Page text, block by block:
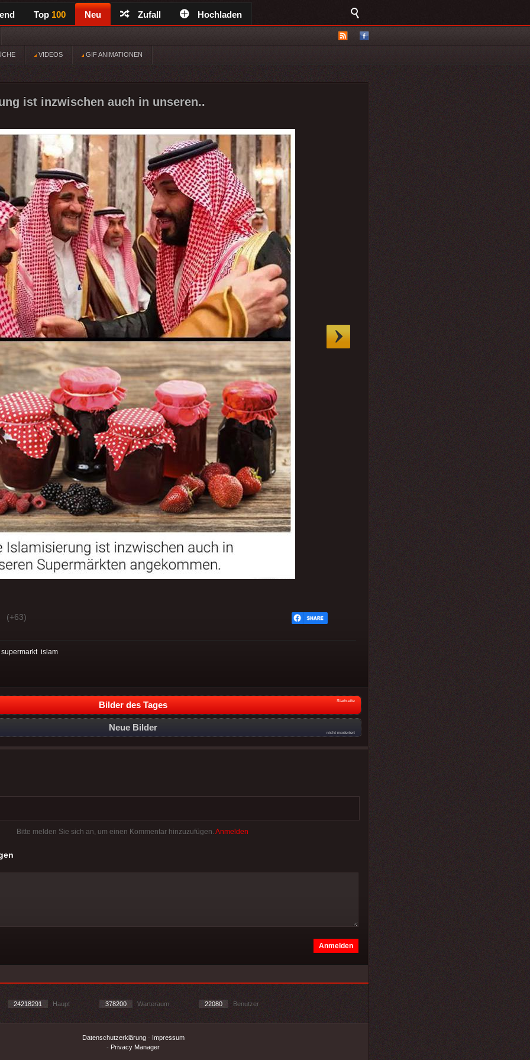
Top 100 Neu Zufall Hochladen
VIDEOS GIF ANIMATIONEN
ist inzwischen auch in unseren..
(+63)
supermarkt islam
Bilder des Tages Startseite
Neue Bilder
nicht moderiert
Bitte melden Sie sich an, um einen Kommentar hinzuzufügen. Anmelden
24218291 Haupt 378200 Warteraum 22080 Benutzer
Datenschutzerklärung- Impressum
- Privacy Manager